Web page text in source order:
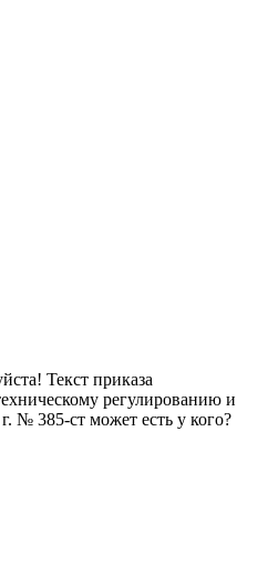
Текст приказа
регулированию и
№ 385-ст может есть у кого?